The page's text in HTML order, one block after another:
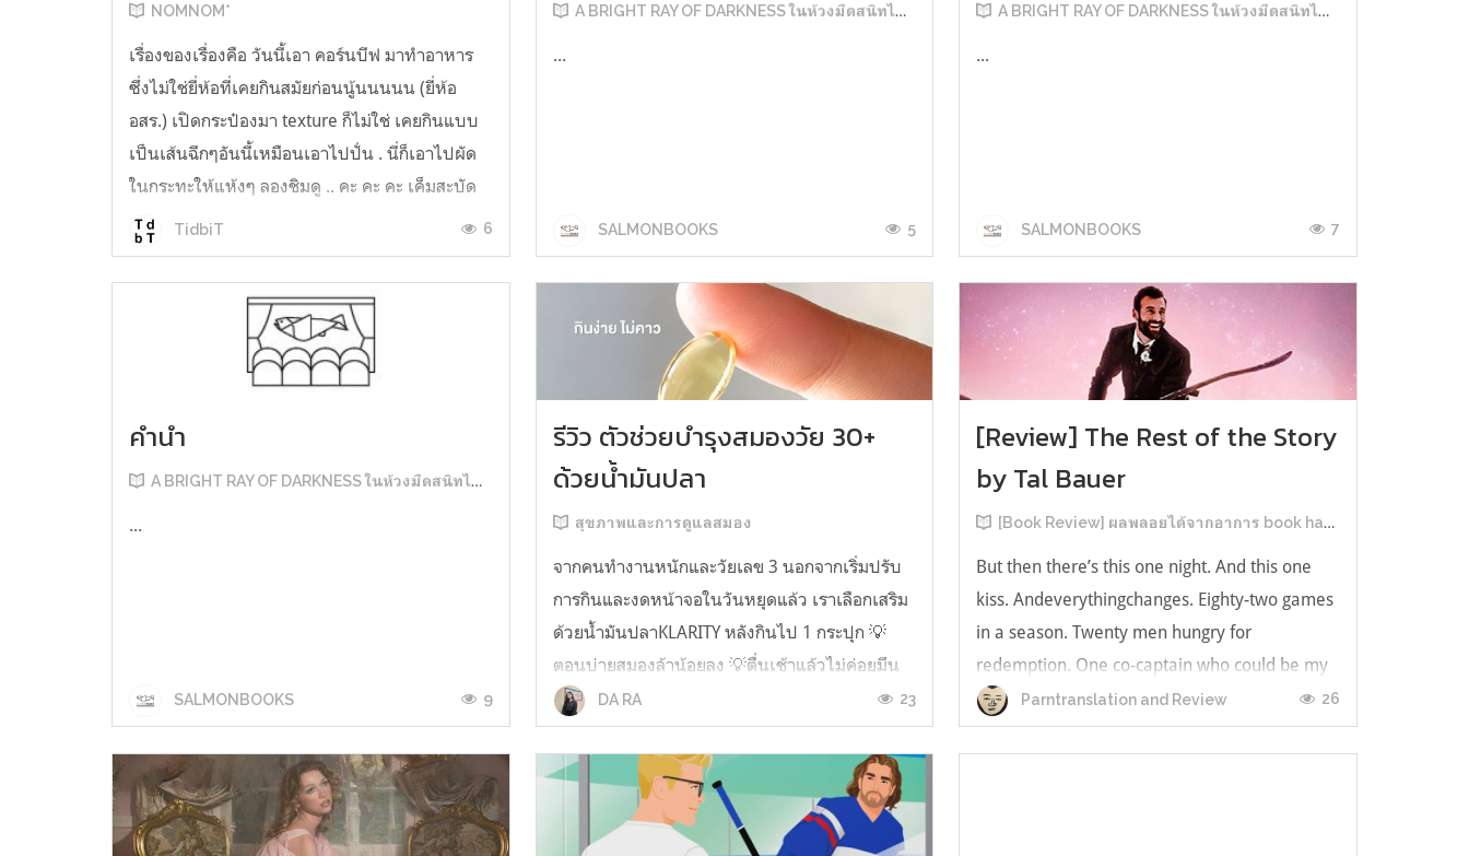
NOMNOM*
เรื่องของเรื่องคือ วันนี้เอา คอร์นบีฟ มาทำอาหาร
ซึ่งไม่ใช่ยี่ห้อที่เคยกินสมัยก่อนนู้นนนนน (ยี่ห้อ
อสร.) เปิดกระป๋องมา texture ก็ไม่ใช่ เคยกินแบบ
เป็นเส้นฉีกๆอันนี้เหมือนเอาไปปั่น . นี่ก็เอาไปผัด
ในกระทะให้แห้งๆ ลองชิมดู .. คะ คะ คะ เค็มสะบัด
O o" ... แบบใช้โควต้ากินโซเดียมทั้งสัปดาห์
ต้องหาผักนึ่ง ...
TidbiT 6
A BRIGHT RAY OF DARKNESS ในห้วงมืดสนิทไม่มิดแสง
...
SALMONBOOKS 5
A BRIGHT RAY OF DARKNESS ในห้วงมืดสนิทไม่มิดแสง
...
SALMONBOOKS 7
คำนำ
A BRIGHT RAY OF DARKNESS ในห้วงมืดสนิทไม่มิดแสง
...
SALMONBOOKS 9
รีวิว ตัวช่วยบำรุงสมองวัย 30+
ด้วยน้ำมันปลา
สุขภาพและการดูแลสมอง
จากคนทำงานหนักและวัยเลข 3 นอกจากเริ่มปรับ
การกินและงดหน้าจอในวันหยุดแล้ว เราเลือกเสริม
ด้วยน้ำมันปลาKLARITY หลังกินไป 1 กระปุก 💡
ตอนบ่ายสมองล้าน้อยลง 💡ตื่นเช้าแล้วไม่ค่อยมึน
หัว 💡ไอเดียไม่ตัน ยิ่งทำงานสาย Content แนะนำ
ว่าควรมี ชอบตรงที่ไม่มีกลิ่นคาวเลย กินง่ายสุด
ตั้งแต่เคยกินน้ำมันปลามาเลย ใครที่เคยกิ...
DA RA 23
[Review] The Rest of the Story
by Tal Bauer
[Book Review] ผลพลอยได้จากอาการ book hangover หลังอ่านสารพัน MM Romance
But then there’s this one night. And this one
kiss. Andeverythingchanges. Eighty-two games
in a season. Twenty men hungry for
redemption. One co-captain who could be my
forever. This is the rest of the story. หลังอ่าน
แบบฟีลกู้ดติดๆ กันแล้ว เลยอยากได้ความแสบ
Parntranslation and Review 26